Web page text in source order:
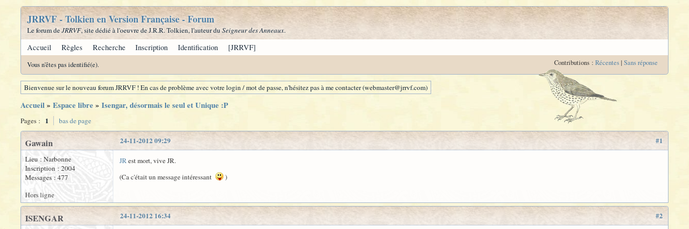
JRRVF - Tolkien en Version Française - Forum
Le forum deJRRVF, site dédié à l'oeuvre de J.R.R. Tolkien, l'auteur du Seigneur des Anneaux.
Accueil Règles Recherche Inscription Identification [JRRVF]
Vous n'êtes pas identifié(e). Contributions : Récentes| Sans réponse
Bienvenue sur le nouveau forum JRRVF ! En cas de problème avec votre login / mot de passe, n'hésitez pas à me contacter (webmaster@jrrvf.com)
Accueil» Espace libre » Isengar, désormais le seul et Unique :P
Pages : 1 bas de page
#1
24-11-2012 09:29
Gawain
Lieu : Narbonne
Inscription : 2004
Messages : 477
JRest mort, vive JR.
(Ca c'était un message intéressant
)
Hors ligne
#2
24-11-2012 16:34
ISENGAR